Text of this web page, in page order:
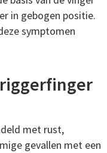
in gebogen positie.
symptomen
met rust,
gevallen met een